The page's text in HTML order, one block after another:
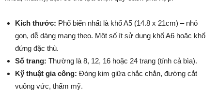
Kích thước: Phổ biến nhất là khổ A5 (14.8 x 21cm) – nhỏ
gọn, dễ dàng mang theo. Một số ít sử dụng khổ A6 hoặc khổ
đứng đặc thù.
Số trang: Thường là 8, 12, 16 hoặc 24 trang (tính cả bìa).
Kỹ thuật gia công: Đóng kim giữa chắc chắn, đường cắt
vuông vức, thẩm mỹ.